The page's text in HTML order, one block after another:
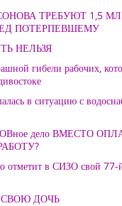
ТРЕБУЮТ 1,5
ПОТЕРПЕВШЕМУ
НЕЛЬЗЯ
гибели рабочих,
в ситуацию с
дело ВМЕСТО
отметит в СИЗО свой 77-
ДОЧЬ